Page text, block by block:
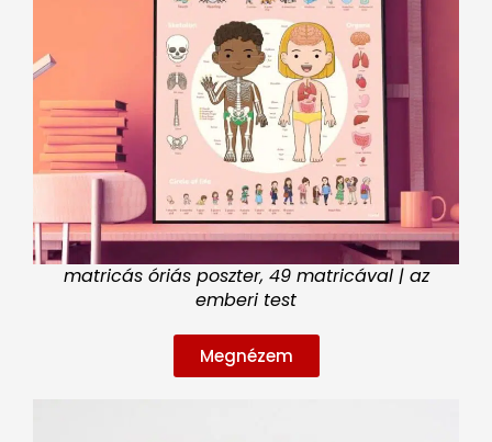
matricás óriás poszter, 49 matricával | az
emberi test
Megnézem